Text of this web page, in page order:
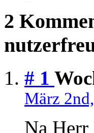
2
# 1
März
Na Herr